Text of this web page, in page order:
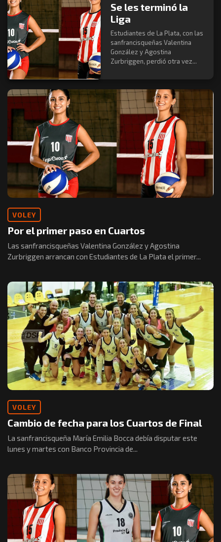
Se les terminó la
Liga
Estudiantes de La Plata, con las
sanfrancisqueñas Valentina
González y Agostina
Zurbriggen, perdió otra vez...
VOLEY
Por el primer paso en Cuartos
Las sanfrancisqueñas Valentina González y Agostina
Zurbriggen arrancan con Estudiantes de La Plata el primer...
VOLEY
Cambio de fecha para los Cuartos de Final
La sanfrancisqueña María Emilia Bocca debía disputar este
lunes y martes con Banco Provincia de...